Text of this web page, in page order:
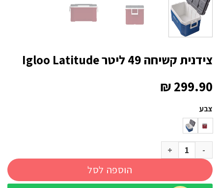
צידנית קשיחה 49 ליטר Igloo Latitude
₪299.90
צבע
כמות של צידנית קשיחה 49 ליטר Igloo Latitude
הוספה לסל